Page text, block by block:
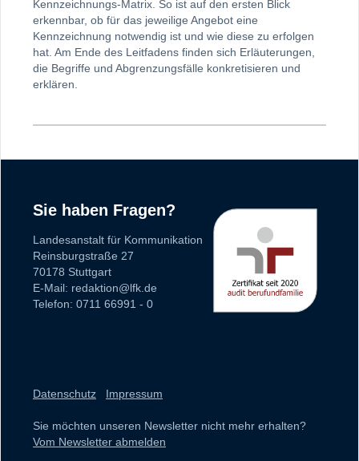
Kennzeichnungs-Matrix. So ist auf den ersten Blick
erkennbar, ob für das jeweilige Angebot eine
Kennzeichnung notwendig ist und wie diese zu erfolgen
hat. Am Ende des Leitfadens finden sich Erläuterungen,
die Begriffe und Abgrenzungsfälle konkretisieren und
erklären.
Sie haben Fragen?
Landesanstalt für Kommunikation
Reinsburgstraße 27
70178 Stuttgart
E-Mail: redaktion@lfk.de
Telefon: 0711 66991 - 0
Datenschutz Impressum
Sie möchten unseren Newsletter nicht mehr erhalten?
Vom Newsletter abmelden